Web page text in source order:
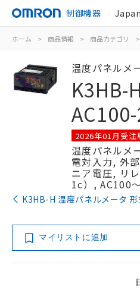
制御機器 Japan
ホーム > 商品情報 > 商品カテゴリ >
温度パネルメ
K3HB-
2026年01月受注
温度パネルメ
電対入力, 外
ニア電圧, リ
1c）, AC100
K3HB-H 温度パネルメータ 形
マイリストに追加